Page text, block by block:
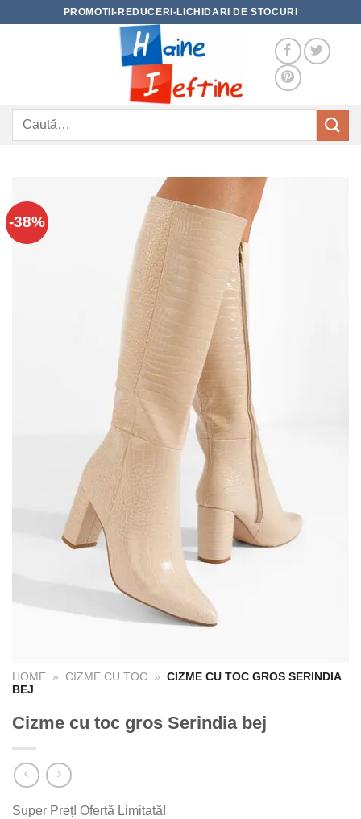
PROMOTII-REDUCERI-LICHIDARI DE STOCURI
Caută
-38%
HOME » CIZME CU TOC »
CIZME CU TOC GROS SERINDIA
BEJ
Cizme cu toc gros Serindia bej
Super Preț! Ofertă Limitată!